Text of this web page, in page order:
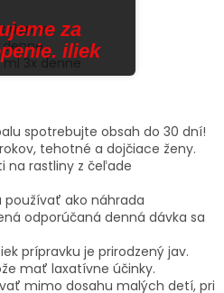
denne
denne
ml 3x denne
spotrebujte obsah do 30 dní!
tehotné a dojčiace ženy.
na rastliny z čeľade
používať ako náhrada
odporúčaná denná dávka sa
prípravku je prirodzený jav.
mať laxatívne účinky.
mimo dosahu malých detí, pri
za
iliek